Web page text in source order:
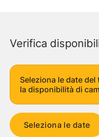
Verifica
Seleziona le date
la disponibilità di
Seleziona le date